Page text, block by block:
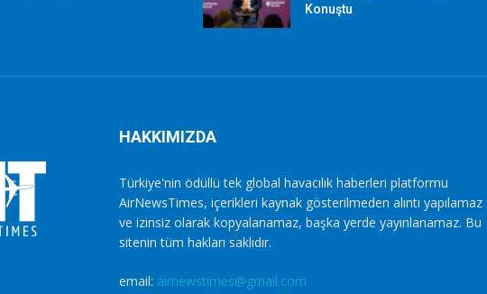
Konuştu
HAKKIMIZDA
Türkiye'nin ödüllü tek global havacılık haberleri platformu
AirNewsTimes, içerikleri kaynak gösterilmeden alıntı yapılamaz
ve izinsiz olarak kopyalanamaz, başka yerde yayınlanamaz. Bu
sitenin tüm hakları saklıdır.
email: airnewstimes@gmail.com